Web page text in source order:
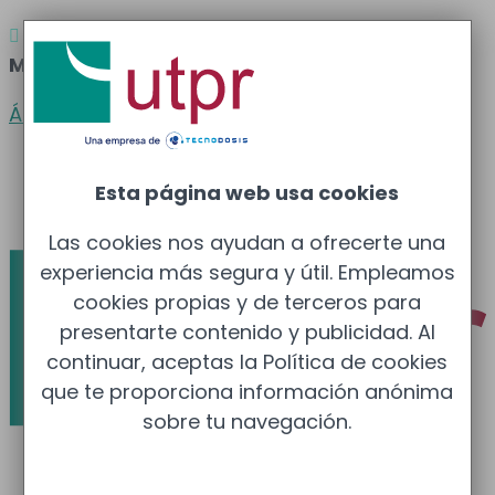
 Atención al cliente
Madrid: 910 211 975
Área clientes
Català
Esta página web usa cookies
Las cookies nos ayudan a ofrecerte una
experiencia más segura y útil. Empleamos
cookies propias y de terceros para
presentarte contenido y publicidad. Al
continuar, aceptas la Política de cookies
que te proporciona información anónima
sobre tu navegación.